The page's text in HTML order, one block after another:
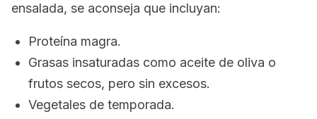
ensalada, se aconseja que incluyan:
Proteína magra.
Grasas insaturadas como aceite de oliva o
frutos secos, pero sin excesos.
Vegetales de temporada.